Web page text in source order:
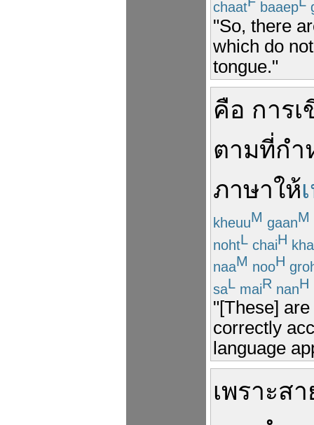
chaat
baaep
"So, there
which do
tongue."
คือ การ
ตามที่กำ
ภาษาให้
kheuuM gaanM
nohtL chaiH
naaM nooH
saL maiR nanH
"[These]
correctly
language
เพราะสา